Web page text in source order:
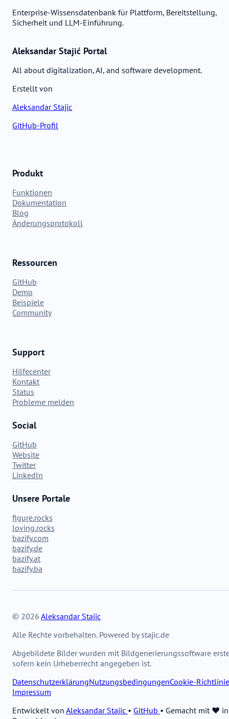
Enterprise-Wissensdatenbank für Plattform, Bereitstellung,
Sicherheit und LLM-Einführung.
Aleksandar Stajić Portal
All about digitalization, AI, and software development.
Erstellt von
Aleksandar Stajic
GitHub-Profil
Produkt
Funktionen
Dokumentation
Blog
Änderungsprotokoll
Ressourcen
GitHub
Demo
Beispiele
Community
Support
Hilfecenter
Kontakt
Status
Probleme melden
Social
GitHub
Website
Twitter
LinkedIn
Unsere Portale
figure.rocks
loving.rocks
bazify.com
bazify.de
bazify.at
bazify.ba
© 2026 Aleksandar Stajic
Alle Rechte vorbehalten. Powered by stajic.de
Abgebildete Bilder wurden mit Bildgenerierungssoftware
sofern kein Urheberrecht angegeben ist.
DatenschutzerklärungNutzungsbedingungenCookie-Richtlinie
Impressum
Entwickelt von Aleksandar Stajic • GitHub • Gemacht mit ❤️ in